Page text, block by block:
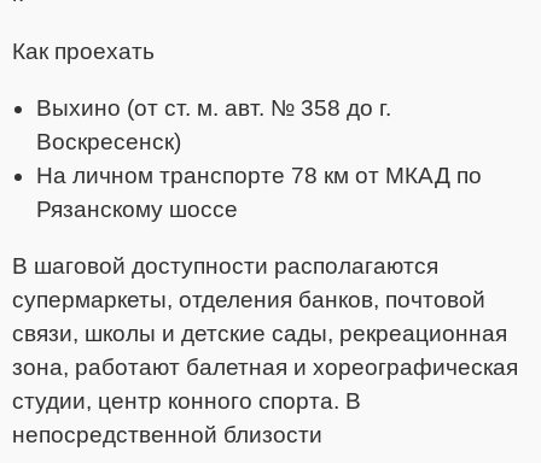
Как проехать
Выхино (от ст. м. авт. № 358 до г.
Воскресенск)
На личном транспорте 78 км от МКАД по
Рязанскому шоссе
В шаговой доступности располагаются
супермаркеты, отделения банков, почтовой
связи, школы и детские сады, рекреационная
зона, работают балетная и хореографическая
студии, центр конного спорта. В
непосредственной близости